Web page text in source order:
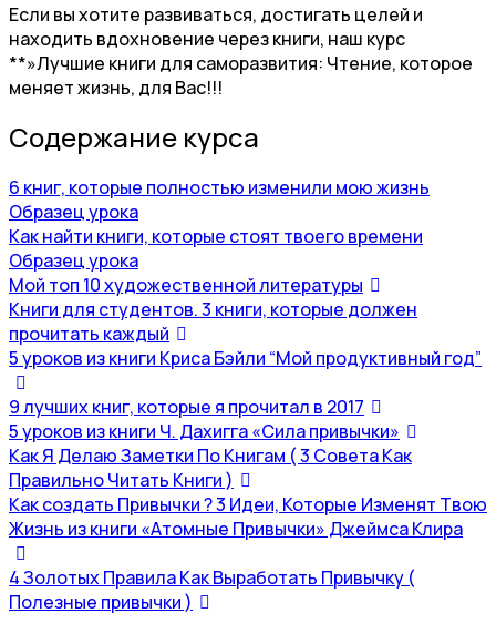
Если вы хотите развиваться, достигать целей и
находить вдохновение через книги, наш курс
**»Лучшие книги для саморазвития: Чтение, которое
меняет жизнь, для Вас!!!
Содержание курса
6 книг, которые полностью изменили мою жизнь
Образец урока
Как найти книги, которые стоят твоего времени
Образец урока
Мой топ 10 художественной литературы
Книги для студентов. 3 книги, которые должен
прочитать каждый
5 уроков из книги Криса Бэйли “Мой продуктивный год”
9 лучших книг, которые я прочитал в 2017
5 уроков из книги Ч. Дахигга «Сила привычки»
Как Я Делаю Заметки По Книгам ( 3 Совета Как
Правильно Читать Книги )
Как создать Привычки ? 3 Идеи, Которые Изменят Твою
Жизнь из книги «Атомные Привычки» Джеймса Клира
4 Золотых Правила Как Выработать Привычку (
Полезные привычки )